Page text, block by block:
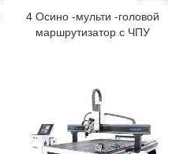
4 Осино -мульти -головой
маршрутизатор с ЧПУ